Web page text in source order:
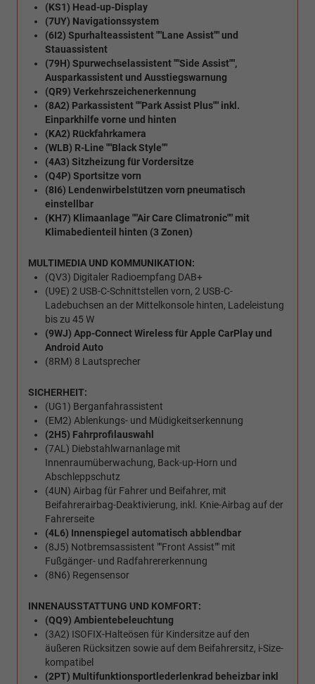
(KS1) Head-up-Display
(7UY) Navigationssystem
(6I2) Spurhalteassistent ""Lane Assist"" und
Stauassistent
(79H) Spurwechselassistent ""Side Assist"",
Ausparkassistent und Ausstiegswarnung
(QR9) Verkehrszeichenerkennung
(8A2) Parkassistent ""Park Assist Plus"" inkl.
Einparkhilfe vorne und hinten
(KA2) Rückfahrkamera
(WLB) R-Line ""Black Style""
(4A3) Sitzheizung für Vordersitze
(Q4P) Sportsitze vorn
(8I6) Lendenwirbelstützen vorn pneumatisch
einstellbar
(KH7) Klimaanlage ""Air Care Climatronic"" mit
Klimabedienteil hinten (3 Zonen)
MULTIMEDIA UND KOMMUNIKATION:
(QV3) Digitaler Radioempfang DAB+
(U9E) 2 USB-C-Schnittstellen vorn, 2 USB-C-
Ladebuchsen an der Mittelkonsole hinten, Ladeleistung
bis zu 45 W
(9WJ) App-Connect Wireless für Apple CarPlay und
Android Auto
(8RM) 8 Lautsprecher
SICHERHEIT:
(UG1) Berganfahrassistent
(EM2) Ablenkungs- und Müdigkeitserkennung
(2H5) Fahrprofilauswahl
(7AL) Diebstahlwarnanlage mit
Innenraumüberwachung, Back-up-Horn und
Abschleppschutz
(4UN) Airbag für Fahrer und Beifahrer, mit
Beifahrerairbag-Deaktivierung, inkl. Knie-Airbag auf der
Fahrerseite
(4L6) Innenspiegel automatisch abblendbar
(8J5) Notbremsassistent ""Front Assist"" mit
Fußgänger- und Radfahrererkennung
(8N6) Regensensor
INNENAUSSTATTUNG UND KOMFORT:
(QQ9) Ambientebeleuchtung
(3A2) ISOFIX-Halteösen für Kindersitze auf den
äußeren Rücksitzen sowie auf dem Beifahrersitz, i-Size-
kompatibel
(2PT) Multifunktionsportlederlenkrad beheizbar inkl